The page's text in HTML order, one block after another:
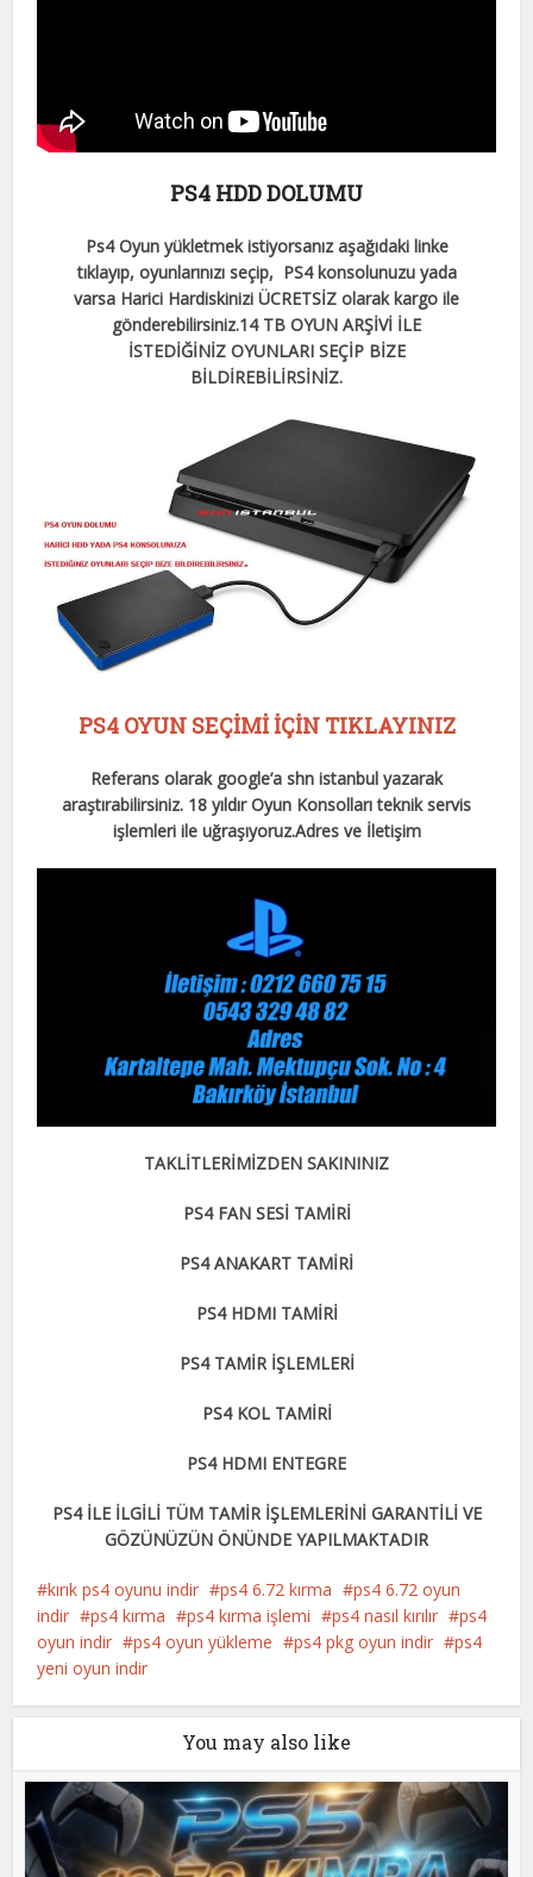
PS4 HDD DOLUMU
Ps4 Oyun yükletmek istiyorsanız aşağıdaki linke
tıklayıp, oyunlarınızı seçip, PS4 konsolunuzu yada
varsa Harici Hardiskinizi ÜCRETSİZ olarak kargo ile
gönderebilirsiniz.14 TB OYUN ARŞİVİ İLE
İSTEDİĞİNİZ OYUNLARI SEÇİP BİZE
BİLDİREBİLİRSİNİZ.
PS4 OYUN SEÇİMİ İÇİN TIKLAYINIZ
Referans olarak google’a shn istanbul yazarak
araştırabilirsiniz. 18 yıldır Oyun Konsolları teknik servis
işlemleri ile uğraşıyoruz.Adres ve İletişim
TAKLİTLERİMİZDEN SAKININIZ
PS4 FAN SESİ TAMİRİ
PS4 ANAKART TAMİRİ
PS4 HDMI TAMİRİ
PS4 TAMİR İŞLEMLERİ
PS4 KOL TAMİRİ
PS4 HDMI ENTEGRE
PS4 İLE İLGİLİ TÜM TAMİR İŞLEMLERİNİ GARANTİLİ VE
GÖZÜNÜZÜN ÖNÜNDE YAPILMAKTADIR
kırık ps4 oyunu indir ps4 6.72 kırma
ps4 6.72 oyun
indir
ps4 kırma ps4 kırma işlemi ps4 nasıl kırılır
ps4
oyun indir
ps4 oyun yükleme ps4 pkg oyun indir
ps4
yeni oyun indir
You may also like